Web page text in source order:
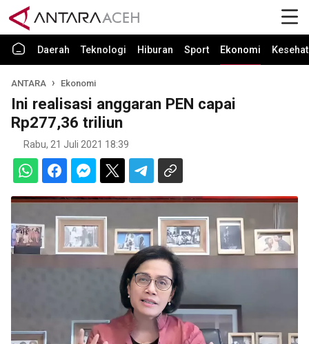
Daerah Teknologi Hiburan Sport Ekonomi
ANTARA Ekonomi
Ini realisasi anggaran PEN capai
Rp277,36 triliun
Rabu, 21 Juli 2021 18:39